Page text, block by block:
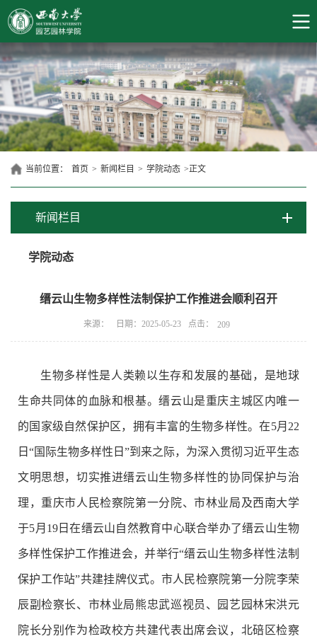
当前位置： 首页 > 新闻栏目 > 学院动态 >正文
新闻栏目
学院动态
缙云山生物多样性法制保护工作推进会顺利召开
来源： 日期：2025-05-23 点击： 209
生物多样性是人类赖以生存和发展的基础，是地球
生命共同体的血脉和根基。缙云山是重庆主城区内唯一
的国家级自然保护区，拥有丰富的生物多样性。在5月22
日 “国际生物多样性日 ”到来之际， 为深入贯彻习近平生态
文明思想，切实推进缙云山生物多样性的协同保护与治
理，重庆市人民检察院第一分院、市林业局及西南大学
于5月19日在缙云山自然教育中心联合举办了缙云山生物
多样性保护工作推进会，并举行“缙云山生物多样性法制
保护工作站”共建挂牌仪式。 市人民检察院第一分院李荣
辰副检察长、市林业局熊忠武巡视员、 园艺园林宋洪元
院长分别作为检政校方共建代表出席会议，北碚区检察